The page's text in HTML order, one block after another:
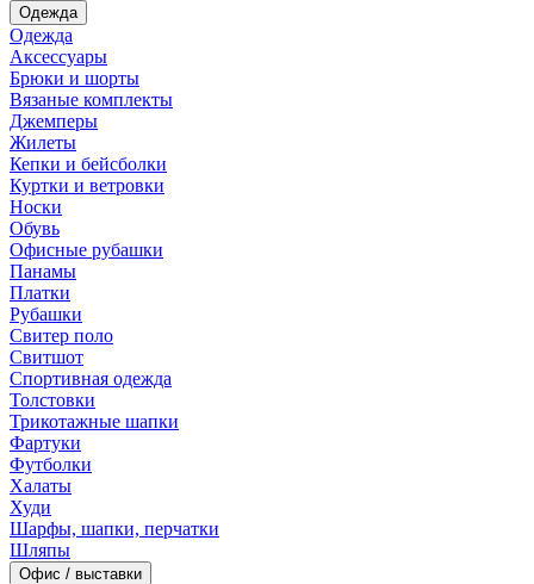
Одежда
Одежда
Аксессуары
Брюки и шорты
Вязаные комплекты
Джемперы
Жилеты
Кепки и бейсболки
Куртки и ветровки
Носки
Обувь
Офисные рубашки
Панамы
Платки
Рубашки
Свитер поло
Свитшот
Спортивная одежда
Толстовки
Трикотажные шапки
Фартуки
Футболки
Халаты
Худи
Шарфы, шапки, перчатки
Шляпы
Офис / выставки